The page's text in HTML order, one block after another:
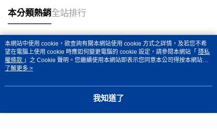
本分類熱銷全站排行
熱門標籤
本網站中使用 cookie，欲查詢有關本網站使用 cookie 方式之詳情，及若您不希
望在電腦上使用 cookie 時應如何變更電腦的 cookie 設定，請參閱本網站「 隱私
權條款 」之 Cookie 聲明。您繼續使用本網站即表示您同意本公司得按本網站使
用條款之 Cookie 聲明使用 cookie。
了解更多 >
我知道了